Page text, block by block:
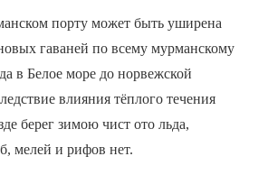
порту может быть уширена
гаваней по всему мурманскому
в Белое море до норвежской
влияния тёплого течения
берег зимою чист ото льда,
мелей и рифов нет.